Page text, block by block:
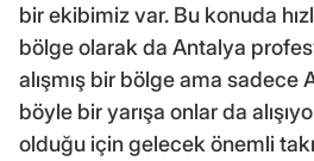
bir ekibimiz var. Bu konuda
bölge olarak da Antalya
alışmış bir bölge ama sadece
böyle bir yarışa onlar da
olduğu için gelecek önemli